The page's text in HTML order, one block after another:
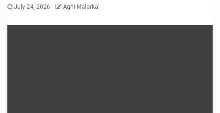
July 24, 2026
Agni Malarkal